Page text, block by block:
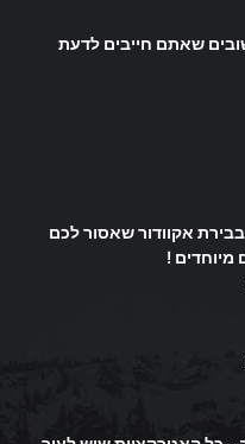
שאתם חייבים לדעת
בבירת אקוודור שאסור לכם
!